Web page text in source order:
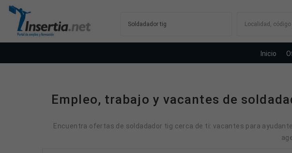
Inicio
Empleo, trabajo y vacantes de
Encuentra ofertas de soldadador tig cerca de ti: vacantes para